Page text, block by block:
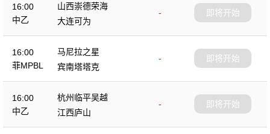
16:00
中乙
山西崇德荣海
-
大连可为
即将开始
16:00
菲MPBL
马尼拉之星
-
宾南塔塔克
即将开始
16:00
中乙
杭州临平吴越
-
江西庐山
即将开始